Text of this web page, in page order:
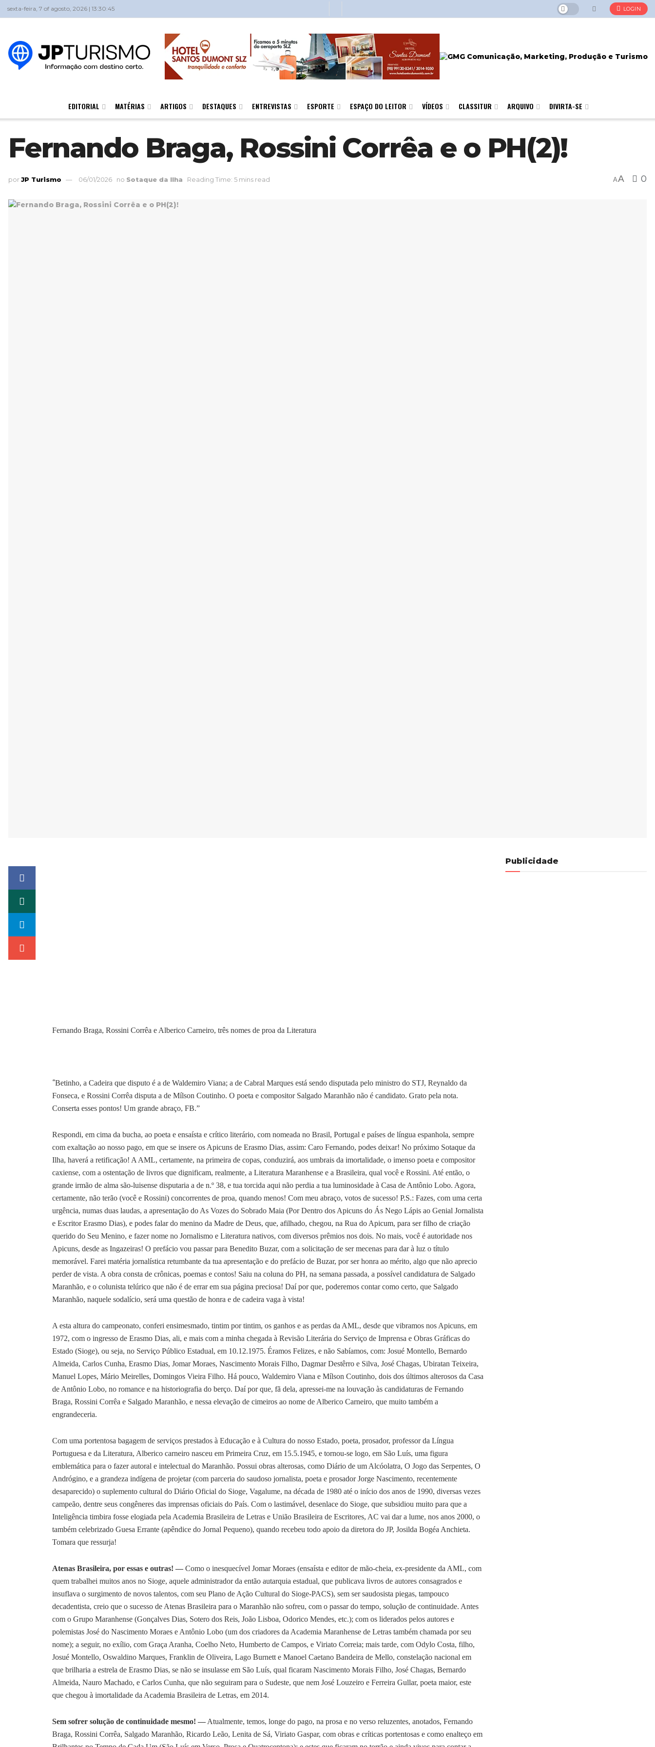
sexta-feira, 7 of agosto, 2026 | 13:30:45 LOGIN
EDITORIAL MATÉRIAS ARTIGOS DESTAQUES ENTREVISTAS ESPORTE ESPAÇO DO LEITOR VÍDEOS CLASSITUR ARQUIVO DIVIRTA-SE
Fernando Braga, Rossini Corrêa e o PH(2)!
porJP Turismo 06/01/2026 no Sotaque da Ilha Reading Time: 5 mins read AA 0
Fernando Braga, Rossini Corrêa e Alberico Carneiro, três nomes de proa da Literatura
“Betinho, a Cadeira que disputo é a de Waldemiro Viana; a de Cabral Marques está sendo disputada pelo ministro do STJ, Reynaldo da
Fonseca, e Rossini Corrêa disputa a de Mílson Coutinho. O poeta e compositor Salgado Maranhão não é candidato. Grato pela nota.
Conserta esses pontos! Um grande abraço, FB.”
Respondi, em cima da bucha, ao poeta e ensaísta e crítico literário, com nomeada no Brasil, Portugal e países de língua espanhola, sempre
com exaltação ao nosso pago, em que se insere os Apicuns de Erasmo Dias, assim: Caro Fernando, podes deixar! No próximo Sotaque da
Ilha, haverá a retificação! A AML, certamente, na primeira de copas, conduzirá, aos umbrais da imortalidade, o imenso poeta e compositor
caxiense, com a ostentação de livros que dignificam, realmente, a Literatura Maranhense e a Brasileira, qual você e Rossini. Até então, o
grande irmão de alma são-luisense disputaria a de n.º 38, e tua torcida aqui não perdia a tua luminosidade à Casa de Antônio Lobo. Agora,
certamente, não terão (você e Rossini) concorrentes de proa, quando menos! Com meu abraço, votos de sucesso! P.S.: Fazes, com uma certa
urgência, numas duas laudas, a apresentação do As Vozes do Sobrado Maia (Por Dentro dos Apicuns do Ás Nego Lápis ao Genial Jornalista
e Escritor Erasmo Dias), e podes falar do menino da Madre de Deus, que, afilhado, chegou, na Rua do Apicum, para ser filho de criação
querido do Seu Menino, e fazer nome no Jornalismo e Literatura nativos, com diversos prêmios nos dois. No mais, você é autoridade nos
Apicuns, desde as Ingazeiras! O prefácio vou passar para Benedito Buzar, com a solicitação de ser mecenas para dar à luz o título
memorável. Farei matéria jornalística retumbante da tua apresentação e do prefácio de Buzar, por ser honra ao mérito, algo que não aprecio
perder de vista. A obra consta de crônicas, poemas e contos! Saiu na coluna do PH, na semana passada, a possível candidatura de Salgado
Maranhão, e o colunista telúrico que não é de errar em sua página preciosa! Daí por que, poderemos contar como certo, que Salgado
Maranhão, naquele sodalício, será uma questão de honra e de cadeira vaga à vista!
A esta altura do campeonato, conferi ensimesmado, tintim por tintim, os ganhos e as perdas da AML, desde que vibramos nos Apicuns, em
1972, com o ingresso de Erasmo Dias, ali, e mais com a minha chegada à Revisão Literária do Serviço de Imprensa e Obras Gráficas do
Estado (Sioge), ou seja, no Serviço Público Estadual, em 10.12.1975. Éramos Felizes, e não Sabíamos, com: Josué Montello, Bernardo
Almeida, Carlos Cunha, Erasmo Dias, Jomar Moraes, Nascimento Morais Filho, Dagmar Destêrro e Silva, José Chagas, Ubiratan Teixeira,
Manuel Lopes, Mário Meirelles, Domingos Vieira Filho. Há pouco, Waldemiro Viana e Mílson Coutinho, dois dos últimos alterosos da Casa
de Antônio Lobo, no romance e na historiografia do berço. Daí por que, fã dela, apressei-me na louvação às candidaturas de Fernando
Braga, Rossini Corrêa e Salgado Maranhão, e nessa elevação de cimeiros ao nome de Alberico Carneiro, que muito também a
engrandeceria.
Com uma portentosa bagagem de serviços prestados à Educação e à Cultura do nosso Estado, poeta, prosador, professor da Língua
Portuguesa e da Literatura, Alberico carneiro nasceu em Primeira Cruz, em 15.5.1945, e tornou-se logo, em São Luís, uma figura
emblemática para o fazer autoral e intelectual do Maranhão. Possui obras alterosas, como Diário de um Alcóolatra, O Jogo das Serpentes, O
Andrógino, e a grandeza indígena de projetar (com parceria do saudoso jornalista, poeta e prosador Jorge Nascimento, recentemente
desaparecido) o suplemento cultural do Diário Oficial do Sioge, Vagalume, na década de 1980 até o início dos anos de 1990, diversas vezes
campeão, dentre seus congêneres das imprensas oficiais do País. Com o lastimável, desenlace do Sioge, que subsidiou muito para que a
Inteligência timbira fosse elogiada pela Academia Brasileira de Letras e União Brasileira de Escritores, AC vai dar a lume, nos anos 2000, o
também celebrizado Guesa Errante (apêndice do Jornal Pequeno), quando recebeu todo apoio da diretora do JP, Josilda Bogéa Anchieta.
Tomara que ressurja!
Atenas Brasileira, por essas e outras! — Como o inesquecível Jomar Moraes (ensaísta e editor de mão-cheia, ex-presidente da AML, com
quem trabalhei muitos anos no Sioge, aquele administrador da então autarquia estadual, que publicava livros de autores consagrados e
insuflava o surgimento de novos talentos, com seu Plano de Ação Cultural do Sioge-PACS), sem ser saudosista piegas, tampouco
decadentista, creio que o sucesso de Atenas Brasileira para o Maranhão não sofreu, com o passar do tempo, solução de continuidade. Antes
com o Grupo Maranhense (Gonçalves Dias, Sotero dos Reis, João Lisboa, Odorico Mendes, etc.); com os liderados pelos autores e
polemistas José do Nascimento Moraes e Antônio Lobo (um dos criadores da Academia Maranhense de Letras também chamada por seu
nome); a seguir, no exílio, com Graça Aranha, Coelho Neto, Humberto de Campos, e Viriato Correia; mais tarde, com Odylo Costa, filho,
Josué Montello, Oswaldino Marques, Franklin de Oliveira, Lago Burnett e Manoel Caetano Bandeira de Mello, constelação nacional em
que brilharia a estrela de Erasmo Dias, se não se insulasse em São Luís, qual ficaram Nascimento Morais Filho, José Chagas, Bernardo
Almeida, Nauro Machado, e Carlos Cunha, que não seguiram para o Sudeste, que nem José Louzeiro e Ferreira Gullar, poeta maior, este
que chegou à imortalidade da Academia Brasileira de Letras, em 2014.
Sem sofrer solução de continuidade mesmo! — Atualmente, temos, longe do pago, na prosa e no verso reluzentes, anotados, Fernando
Braga, Rossini Corrêa, Salgado Maranhão, Ricardo Leão, Lenita de Sá, Viriato Gaspar, com obras e críticas portentosas e como enalteço em
Publicidade